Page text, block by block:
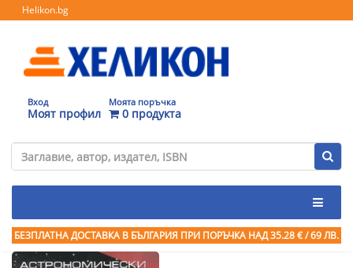
Helikon.bg
Вход
Моят профил
Моята поръчка
0 продукта
БЕЗПЛАТНА ДОСТАВКА В БЪЛГАРИЯ ПРИ ПОРЪЧКА НАД 35.28 € / 69 ЛВ.